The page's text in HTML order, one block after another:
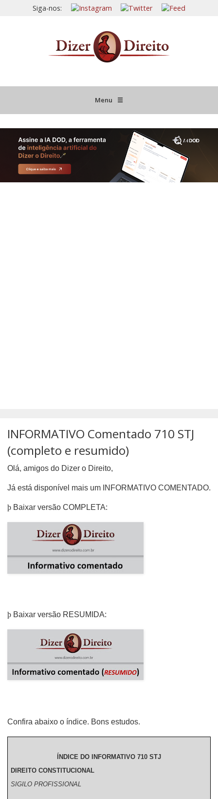
Siga-nos:
Menu ☰
JURISPRUDÊNCIA COMENTADA
INFORMATIVOS COMENTADOS
INFORMATIVO Comentado 710 STJ
(completo e resumido)
Olá, amigos do Dizer o Direito,
Já está disponível mais um INFORMATIVO COMENTADO.
þ Baixar versão COMPLETA:
þ Baixar versão RESUMIDA:
Confira abaixo o índice. Bons estudos.
ÍNDICE DO INFORMATIVO 710 STJ
DIREITO CONSTITUCIONAL
SIGILO PROFISSIONAL